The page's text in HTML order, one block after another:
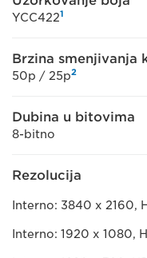
YCC4221
Brzina smenjivanja
50p / 25p2
Dubina u bitovima
8-bitno
Rezolucija
Interno: 3840 x 2160,
Interno: 1920 x 1080,